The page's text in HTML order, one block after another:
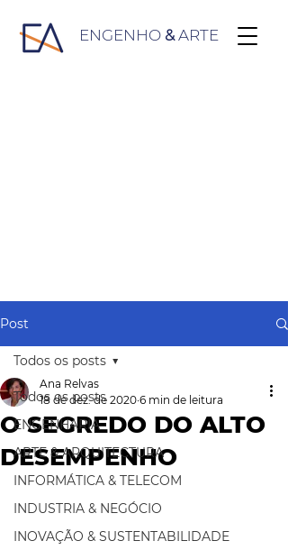
ENGENHO &ARTE
Post
Todos os posts
ENGENHARIA
ARTE & ARQUITECTURA
INFORMÁTICA & TELECOM
INDUSTRIA & NEGÓCIO
INOVAÇÃO & SUSTENTABILIDADE
Todos os posts
O SEGREDO DO ALTO
DESEMPENHO
Ana Relvas
18 de dez. de 2020 6 min de leitura